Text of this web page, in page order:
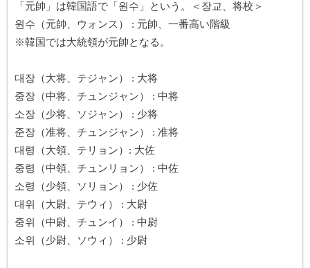
「元帥」は韓国語で「원수」という。＜장교、将校＞
원수（元帥、ウォンス） : 元帥、一番高い階級
※韓国では大統領が元帥となる。
대장（大将、テジャン） : 大将
중장（中将、チュンジャン） : 中将
소장（少将、ソジャン） : 少将
준장（准将、チュンジャン） : 准将
대령（大領、テリョン）: 大佐
중령（中領、チュンリョン） : 中佐
소령（少領、ソリョン） : 少佐
대위（大尉、テウィ） : 大尉
중위（中尉、チュンイ） : 中尉
소위（少尉、ソウィ） : 少尉